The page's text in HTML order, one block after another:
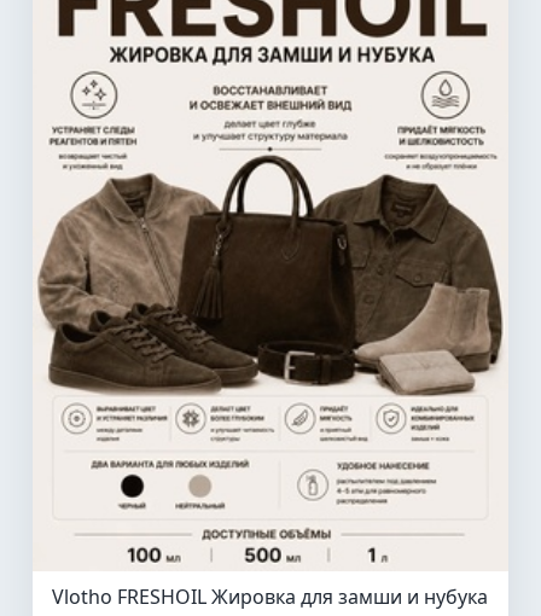
Vlotho FRESHOIL Жировка для замши и нубука